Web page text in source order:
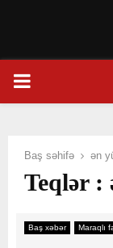
PRIMARY
Baş səhifə ən
Teqlər :
Baş xəbər Maraqlı